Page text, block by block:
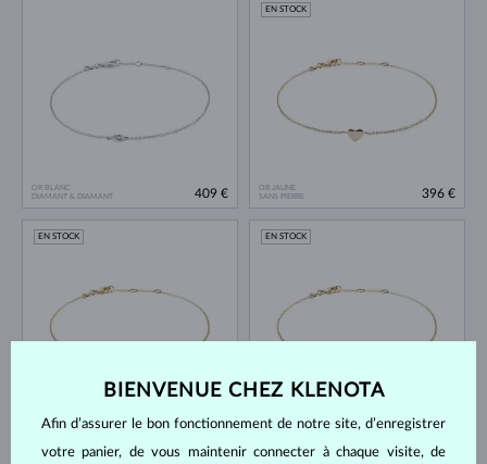
OR BLANC
DIAMANT & DIAMANT
409 €
OR JAUNE
SANS PIERRE
EN STOCK
396 €
DIAMANT
EN STOCK
409 €
SANS PIERRE
EN STOCK
366 €
BIENVENUE CHEZ KLENOTA
Afin d’assurer le bon fonctionnement de notre site, d’enregistrer
votre panier, de vous maintenir connecter à chaque visite, de